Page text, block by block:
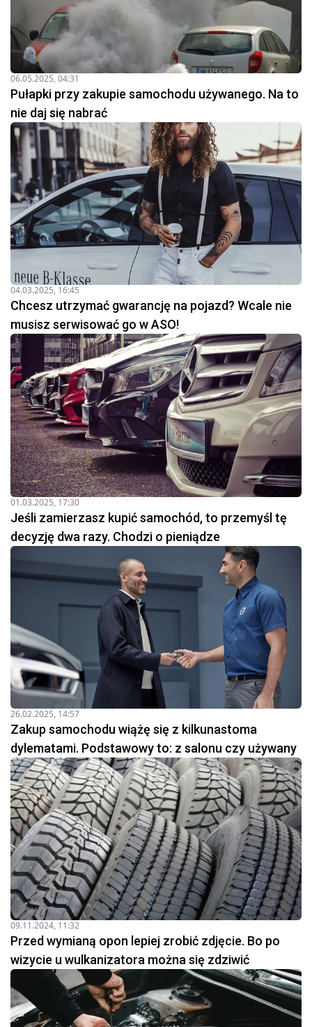
06.05.2025, 04:31
Pułapki przy zakupie samochodu używanego. Na to
nie daj się nabrać
04.03.2025, 16:45
Chcesz utrzymać gwarancję na pojazd? Wcale nie
musisz serwisować go w ASO!
01.03.2025, 17:30
Jeśli zamierzasz kupić samochód, to przemyśl tę
decyzję dwa razy. Chodzi o pieniądze
26.02.2025, 14:57
Zakup samochodu wiążę się z kilkunastoma
dylematami. Podstawowy to: z salonu czy używany
09.11.2024, 11:32
Przed wymianą opon lepiej zrobić zdjęcie. Bo po
wizycie u wulkanizatora można się zdziwić